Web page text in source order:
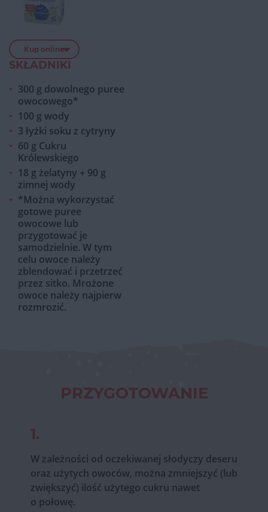
Kup online
SKŁADNIKI
300 g dowolnego puree
owocowego*
100 g wody
3 łyżki soku z cytryny
60 g Cukru
Królewskiego
18 g żelatyny + 90 g
zimnej wody
*Można wykorzystać
gotowe puree
owocowe lub
przygotować je
samodzielnie. W tym
celu owoce należy
zblendować i przetrzeć
przez sitko. Mrożone
owoce należy najpierw
rozmrozić.
PRZYGOTOWANIE
1.
W zależności od oczekiwanej słodyczy deseru
oraz użytych owoców, można zmniejszyć (lub
zwiększyć) ilość użytego cukru nawet
o połowę.